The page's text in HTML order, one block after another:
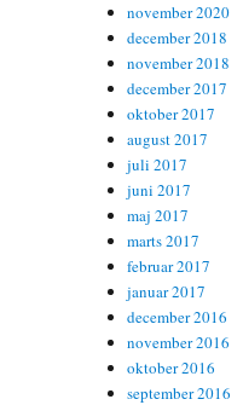
november 2020
december 2018
november 2018
december 2017
oktober 2017
august 2017
juli 2017
juni 2017
maj 2017
marts 2017
februar 2017
januar 2017
december 2016
november 2016
oktober 2016
september 2016